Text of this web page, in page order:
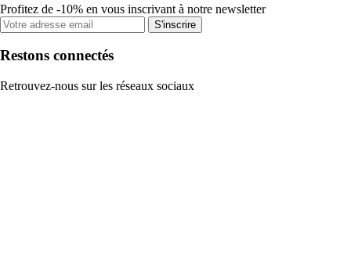
Profitez de -10% en vous inscrivant à notre newsletter
S'inscrire
Restons connectés
Retrouvez-nous sur les réseaux sociaux